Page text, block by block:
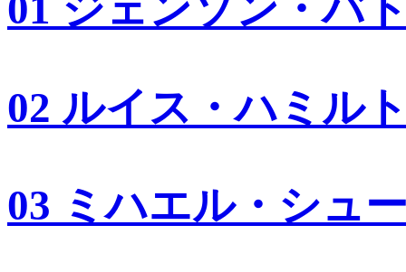
02 ルイス・ハミル
03 ミハエル・シュ